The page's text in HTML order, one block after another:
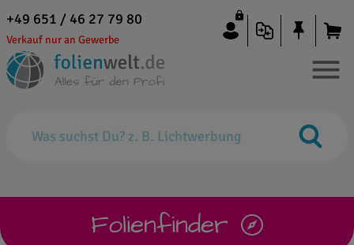
+49 651 / 46 27 79 80
Verkauf nur an Gewerbe
Folienfinder